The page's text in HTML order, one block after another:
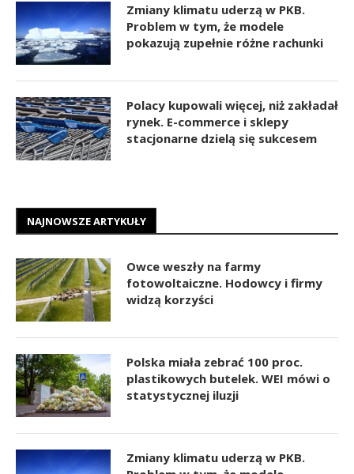
Zmiany klimatu uderzą w PKB.
Problem w tym, że modele
pokazują zupełnie różne rachunki
Polacy kupowali więcej, niż zakładał
rynek. E-commerce i sklepy
stacjonarne dzielą się sukcesem
NAJNOWSZE ARTYKUŁY
Owce weszły na farmy
fotowoltaiczne. Hodowcy i firmy
widzą korzyści
Polska miała zebrać 100 proc.
plastikowych butelek. WEI mówi o
statystycznej iluzji
Zmiany klimatu uderzą w PKB.